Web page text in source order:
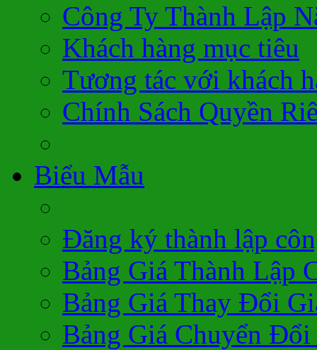
Công Ty Thành Lập
Khách hàng mục tiêu
Tương tác với khách
Chính Sách Quyền
Biểu Mẫu
Đăng ký thành lập
Bảng Giá Thành Lập
Bảng Giá Thay Đổi
Bảng Giá Chuyển